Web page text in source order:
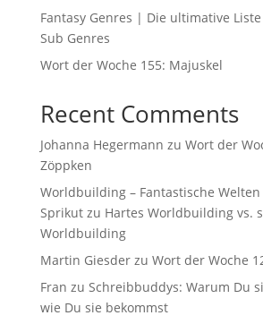
Fantasy Genres | Die ultimative
Sub Genres
Wort der Woche 155: Majuskel
Recent Comments
Johanna Hegermann zu Wort der
Zöppken
Worldbuilding – Fantastische Welten
Sprikutzu Hartes Worldbuilding vs.
Worldbuilding
Martin Giesderzu Wort der Woche
Fran zu Schreibbuddys: Warum Du
wie Du sie bekommst